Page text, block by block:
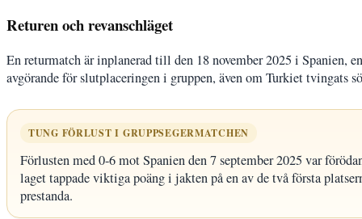
Returen och revanschläget
En returmatch är inplanerad till den 18 november 2025 i Spanien,
avgörande för slutplaceringen i gruppen, även om Turkiet
TUNG FÖRLUST I GRUPPSEGERMATCHEN
Förlusten med 0-6 mot Spanien den 7 september 2025 var
laget tappade viktiga poäng i jakten på en av de två första
prestanda.